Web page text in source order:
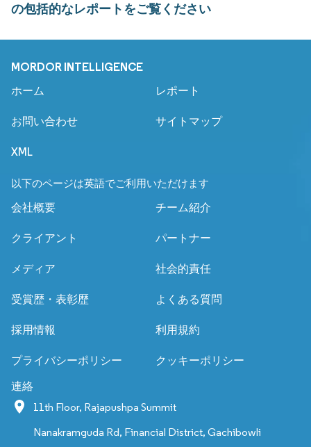
の包括的なレポートをご覧ください
MORDOR INTELLIGENCE
ホーム レポート
お問い合わせ サイトマップ
XML
以下のページは英語でご利用いただけます
会社概要 チーム紹介
クライアント パートナー
メディア 社会的責任
受賞歴・表彰歴 よくある質問
採用情報 利用規約
プライバシーポリシー クッキーポリシー
連絡
11th Floor, Rajapushpa Summit
Nanakramguda Rd, Financial District, Gachibowli